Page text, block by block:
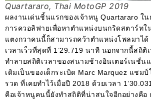
Quartararo, Thai MotoGP 2019
ผลงานเด่นชิ้นแรกของเจ้าหนู Quartararo ใ
การควอลิฟายเพื่อหาตำแหน่งบนกริดสตาร์ทใ
แตงกวาคนนี้ก็สามารถคว้าตำแหน่งโพลมาได้
เวลาเร็วที่สุดที่ 1’29.719 นาที นอกจากนี้สถิติ
ทำลายสถิติเวลาของสนามช้างอินเตอร์เนชั่น
เดิมเป็นของเด็กระเบิด Marc Marquez แชม
รวด ที่เคยทำไว้เมื่อปี 2018 ด้วยเวลา
คือเจ้าหนูคนนี้ยังทำสถิติที่น่าสนใจอีกอย่างคือ